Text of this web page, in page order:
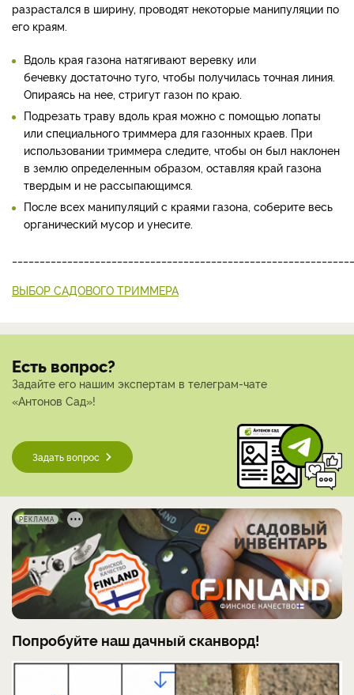
разрастался в ширину, проводят некоторые манипуляции по
его краям.
Вдоль края газона натягивают веревку или
бечевку достаточно туго, чтобы получилась точная линия.
Опираясь на нее, стригут газон по краю.
Подрезать траву вдоль края можно с помощью лопаты
или специального триммера для газонных краев. При
использовании триммера следите, чтобы он был наклонен
в землю определенным образом, оставляя край газона
твердым и не рассыпающимся.
После всех манипуляций с краями газона, соберите весь
органический мусор и унесите.
ВЫБОР САДОВОГО ТРИММЕРА
Есть вопрос?
Задайте его нашим экспертам в телеграм-чате
«Антонов Сад»!
Задать вопрос
РЕКЛАМА
Попробуйте наш дачный сканворд!